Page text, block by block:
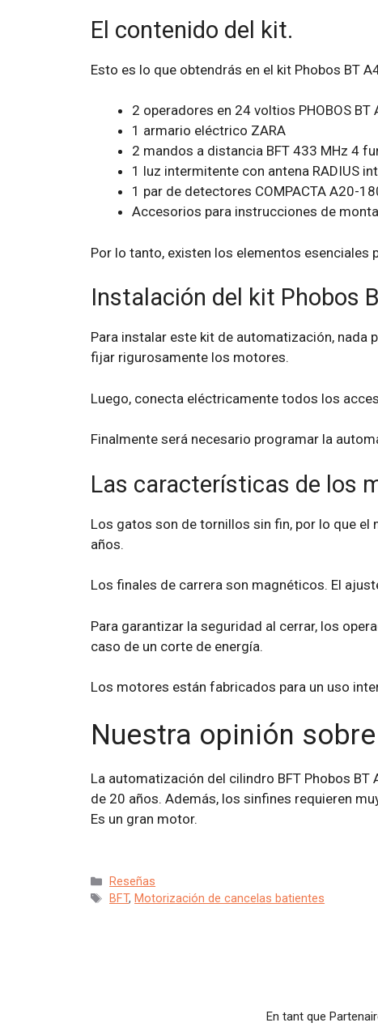
El contenido del kit.
Esto es lo que obtendrás en el kit Phobos BT
2 operadores en 24 voltios PHOBOS BT
1 armario eléctrico ZARA
2 mandos a distancia BFT 433 MHz 4
1 luz intermitente con antena RADIUS
1 par de detectores COMPACTA A20-
Accesorios para instrucciones de
Por lo tanto, existen los elementos esenciales
Instalación del kit Phobos
Para instalar este kit de automatización,
fijar rigurosamente los motores.
Luego, conecta eléctricamente todos los
Finalmente será necesario programar la
Las características de los
Los gatos son de tornillos sin fin, por lo que
años.
Los finales de carrera son magnéticos. El
Para garantizar la seguridad al cerrar, los
caso de un corte de energía.
Los motores están fabricados para un uso
Nuestra opinión
La automatización del cilindro BFT Phobos
de 20 años. Además, los sinfines requieren
Es un gran motor.
Categorías
Reseñas
Etiquetas
BFT, Motorización de cancelas batientes
En tant que